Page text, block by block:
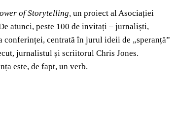
of Storytelling, un proiect al Asociației
atunci, peste 100 de invitați – jurnaliști,
centrată în jurul ideii de „speranță”
jurnalistul și scriitorul Chris Jones.
este, de fapt, un verb.